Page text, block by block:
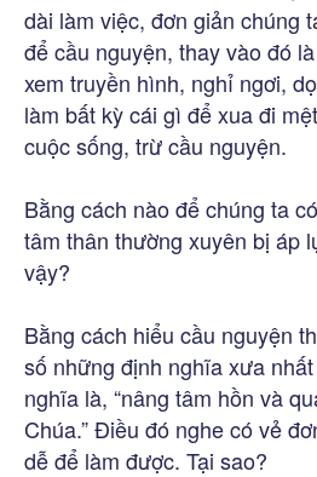
dài làm việc, đơn giản chúng
để cầu nguyện, thay vào đó
xem truyền hình, nghỉ ngơi,
làm bất kỳ cái gì để xua đi
cuộc sống, trừ cầu nguyện.
Bằng cách nào để chúng ta
tâm thân thường xuyên bị áp
vậy?
Bằng cách hiểu cầu nguyện
số những định nghĩa xưa
nghĩa là, “nâng tâm hồn và
Chúa.” Điều đó nghe có vẻ
dễ để làm được. Tại sao?